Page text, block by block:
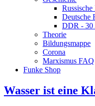
Deutsche
DDR - 30
Theorie
Bildungsmappe
Corona
Marxismus FAQ
Funke Shop
Wasser ist eine